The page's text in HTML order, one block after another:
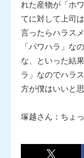
れた産物が「ホ
てに対して上司
言ったらハラス
「パワハラ」な
な、といった結
ラ」なのでハラ
方が僕はいいと思
塚越さん：ちょ